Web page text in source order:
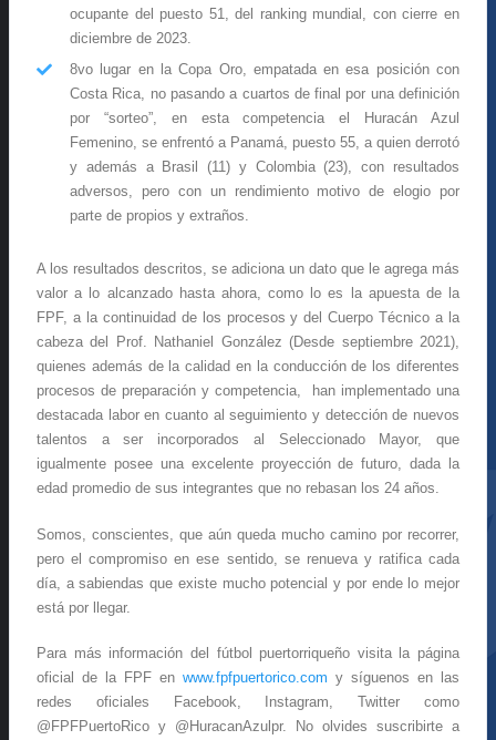
ocupante del puesto 51, del ranking mundial, con cierre en
diciembre de 2023.
8vo lugar en la Copa Oro, empatada en esa posición con
Costa Rica, no pasando a cuartos de final por una definición
por “sorteo”, en esta competencia el Huracán Azul
Femenino, se enfrentó a Panamá, puesto 55, a quien derrotó
y además a Brasil (11) y Colombia (23), con resultados
adversos, pero con un rendimiento motivo de elogio por
parte de propios y extraños.
A los resultados descritos, se adiciona un dato que le agrega más
valor a lo alcanzado hasta ahora, como lo es la apuesta de la
FPF, a la continuidad de los procesos y del Cuerpo Técnico a la
cabeza del Prof. Nathaniel González (Desde septiembre 2021),
quienes además de la calidad en la conducción de los diferentes
procesos de preparación y competencia, han implementado una
destacada labor en cuanto al seguimiento y detección de nuevos
talentos a ser incorporados al Seleccionado Mayor, que
igualmente posee una excelente proyección de futuro, dada la
edad promedio de sus integrantes que no rebasan los 24 años.
Somos, conscientes, que aún queda mucho camino por recorrer,
pero el compromiso en ese sentido, se renueva y ratifica cada
día, a sabiendas que existe mucho potencial y por ende lo mejor
está por llegar.
Para más información del fútbol puertorriqueño visita la página
oficial de la FPF en www.fpfpuertorico.com y síguenos en las
redes oficiales Facebook, Instagram, Twitter como
@FPFPuertoRico y @HuracanAzulpr. No olvides suscribirte a